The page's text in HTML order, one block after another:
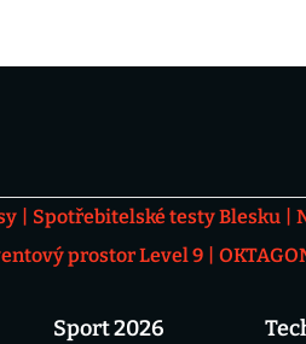
Spotřebitelské testy Blesku
prostor Level 9
Sport 2026